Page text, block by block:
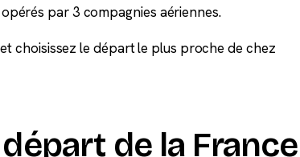
par 3 compagnies aériennes.
choisissez le départ le plus proche de chez
de la France